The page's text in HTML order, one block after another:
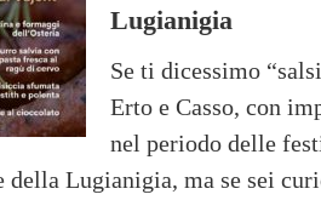
Lugianigia
Se ti dicessimo
Erto e Casso, con
nel periodo delle
Lugianigia, ma se sei